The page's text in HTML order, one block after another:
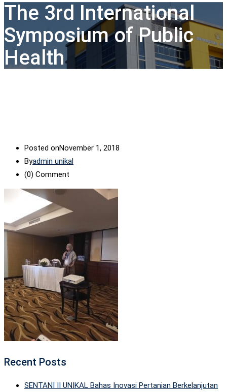
The 3rd International
Symposium of Public
Health
Posted onNovember 1, 2018
Byadmin unikal
(0) Comment
Recent Posts
SENTANI II UNIKAL Bahas Inovasi Pertanian Berkelanjutan